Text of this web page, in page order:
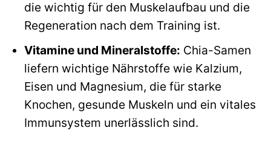
die wichtig für den Muskelaufbau und die
Regeneration nach dem Training ist.
Vitamine und Mineralstoffe: Chia-Samen
liefern wichtige Nährstoffe wie Kalzium,
Eisen und Magnesium, die für starke
Knochen, gesunde Muskeln und ein vitales
Immunsystem unerlässlich sind.